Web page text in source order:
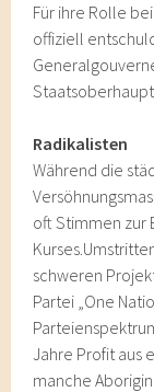
Für ihre Rolle
offiziell
Radikalisten
Während die
oft Stimmen zur
schweren
Partei „One
Jahre Profit aus
manche